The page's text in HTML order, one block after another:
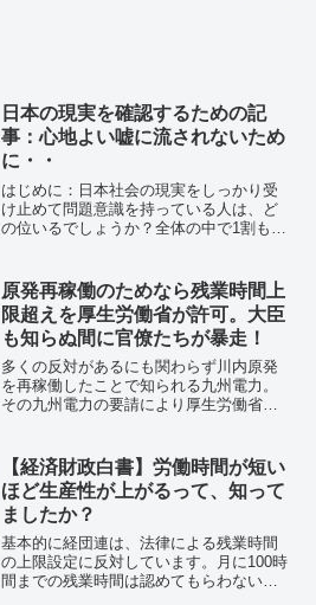
日本の現実を確認するための記
事：心地よい嘘に流されないため
に・・
はじめに：日本社会の現実をしっかり受
け止めて問題意識を持っている人は、ど
の位いるでしょうか？全体の中で1割もい
地よい嘘に流され、閉塞感に悩まされて
いるんだと思います。こ...
原発再稼働のためなら残業時間上
限超えを厚生労働省が許可。大臣
も知らぬ間に官僚たちが暴走！
多くの反対があるにも関わらず川内原発
を再稼働したことで知られる九州電力。
その九州電力の要請により厚生労働省
月12日の国会予算委員会で、日本共産党
議員の質問に対して...
【経済財政白書】労働時間が短い
ほど生産性が上がるって、知って
ましたか？
基本的に経団連は、法律による残業時間
の上限設定に反対しています。月に100時
間までの残業時間は認めてもらわない